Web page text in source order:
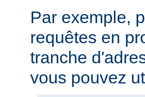
Par exemple,
requêtes en
tranche
vous pouvez